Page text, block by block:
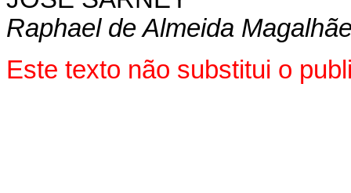
Raphael de Almeida
Este texto não substitui o